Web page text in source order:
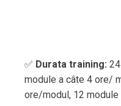
✅ Durata training:
module a câte 4 ore/
ore/modul, 12